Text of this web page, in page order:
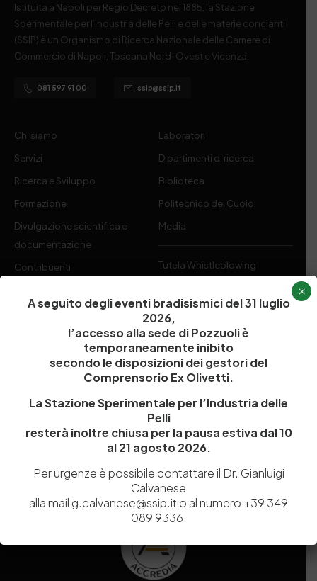
Istituita a Napoli per Regio Decreto nel 1885, la Stazione
Sperimentale per l’Industria delle Pelli e delle materie concianti
(SSIP) è un Organismo di Ricerca Nazionale delle Camere di
Commercio di Napoli, Toscana Nord-Ovest e Vicenza.
081 597 91 00 ssip@ssip.it
Chi siamo
Servizi
Ricerca e Sviluppo
Formazione
Divulgazione scientifica e
documentazione
Contribuenti
Laboratori
Dipartimenti di ricerca
Biblioteca
Politecnico del Cuoio
Media
Tutela Whistleblowing
Codice fiscale e Partita Iva07936981211
NA 920756
Codice di iscrizione all’Anagrafe Nazionale delle Ricerche del
Capitale SocialeEuro9.690.240,00
stazionesperimentaleindustriapelli@legalmail.it
081 5979100
A seguito degli eventi bradisismici del 31 luglio
2026,
l’accesso alla sede di Pozzuoli è
temporaneamente inibito
secondo le disposizioni dei gestori del
Comprensorio Ex Olivetti.
La Stazione Sperimentale per l’Industria delle
Pelli
resterà inoltre chiusa per la pausa estiva dal 10
al 21 agosto 2026.
Per urgenze è possibile contattare il Dr. Gianluigi
Calvanese
alla mail g.calvanese@ssip.it o al numero +39 349
089 9336.
×